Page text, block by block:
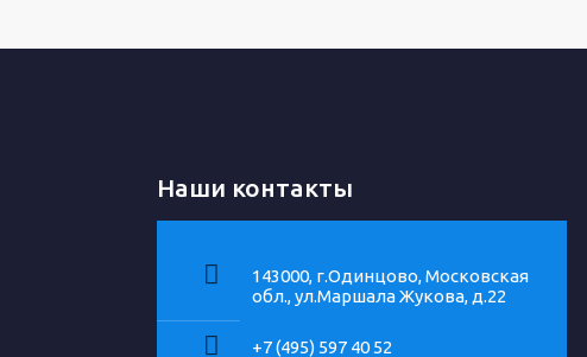
Наши контакты
143000, г.Одинцово, Московская
обл., ул.Маршала Жукова, д.22
+7 (495) 597 40 52